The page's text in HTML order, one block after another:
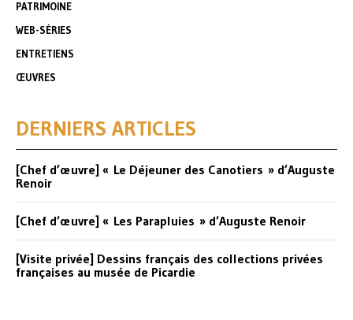
PATRIMOINE
WEB-SÉRIES
ENTRETIENS
ŒUVRES
DERNIERS ARTICLES
[Chef d’œuvre] « Le Déjeuner des Canotiers » d’Auguste
Renoir
[Chef d’œuvre] « Les Parapluies » d’Auguste Renoir
[Visite privée] Dessins français des collections privées
françaises au musée de Picardie